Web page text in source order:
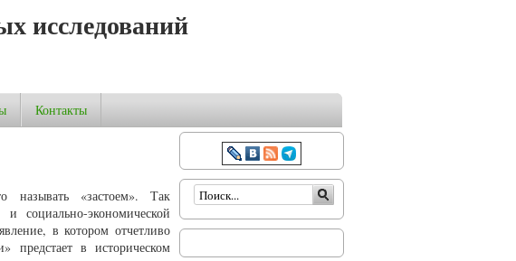
исследований
Контакты
называть «застоем». Так
социально-экономической
в котором отчетливо
предстает в историческом
Форма поиска